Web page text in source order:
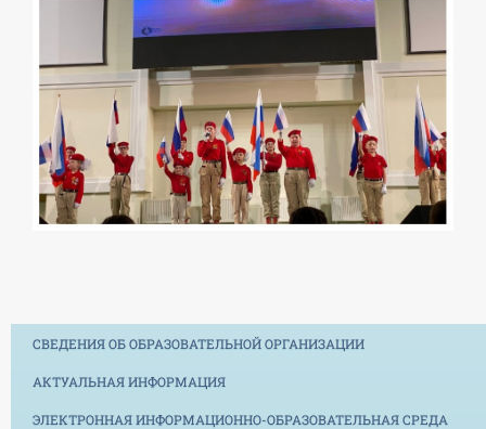
СВЕДЕНИЯ ОБ ОБРАЗОВАТЕЛЬНОЙ ОРГАНИЗАЦИИ
АКТУАЛЬНАЯ ИНФОРМАЦИЯ
ЭЛЕКТРОННАЯ ИНФОРМАЦИОННО-ОБРАЗОВАТЕЛЬНАЯ СРЕДА